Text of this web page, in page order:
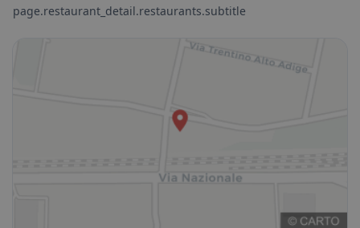
page.restaurant_detail.restaurants.subtitle